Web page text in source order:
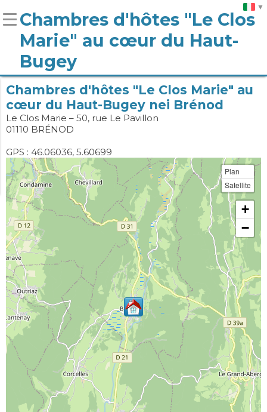
Chambres d'hôtes "Le Clos
Marie" au cœur du Haut-
Bugey
Chambres d'hôtes "Le Clos Marie" au
cœur du Haut-Bugey nei Brénod
Le Clos Marie – 50, rue Le Pavillon
01110 BRÉNOD
GPS : 46.06036, 5.60699
Plan
Satellite
+
−